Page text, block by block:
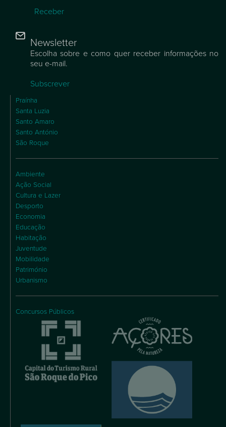
Receber
Newsletter
Escolha sobre e como quer receber informações no
seu e-mail.
Subscrever
Praínha
Santa Luzia
Santo Amaro
Santo António
São Roque
Ambiente
Ação Social
Cultura e Lazer
Desporto
Economia
Educação
Habitação
Juventude
Mobilidade
Património
Urbanismo
Concursos Públicos